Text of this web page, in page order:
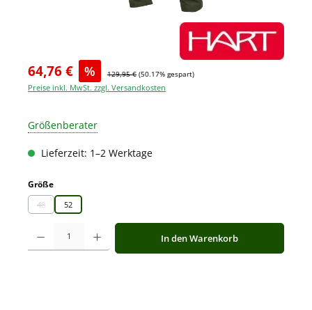
64,76 € % 129,95 € (50.17% gespart)
Preise inkl. MwSt. zzgl. Versandkosten
Größenberater
Lieferzeit: 1–2 Werktage
Größeauswählen
48
(Diese Option ist zurzeit nicht verfügbar.)
52
Produkt Anzahl: Gib den gewünschten Wert ein oder benutze die
In den Warenkorb